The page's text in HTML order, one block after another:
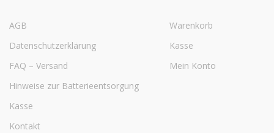
AGB
Datenschutzerklärung
FAQ – Versand
Hinweise zur Batterieentsorgung
Kasse
Kontakt
Warenkorb
Kasse
Mein Konto